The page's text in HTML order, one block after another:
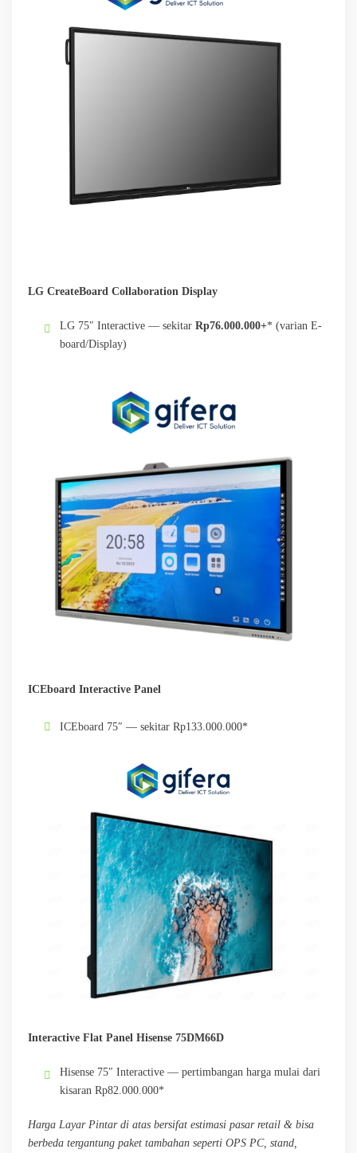
LG CreateBoard Collaboration Display
LG 75″ Interactive — sekitar Rp76.000.000+* (varian E-
board/Display)
ICEboard Interactive Panel
ICEboard 75″ — sekitar Rp133.000.000*
Interactive Flat Panel Hisense 75DM66D
Hisense 75″ Interactive — pertimbangan harga mulai dari
kisaran Rp82.000.000*
Harga Layar Pintar di atas bersifat estimasi pasar retail & bisa
berbeda tergantung paket tambahan seperti OPS PC, stand,